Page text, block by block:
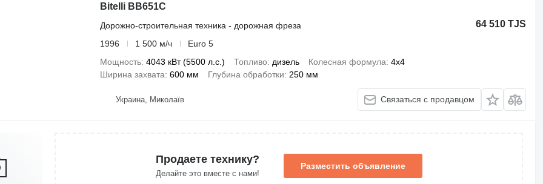
Bitelli BB651C
64 510 TJS
Дорожно-строительная техника - дорожная фреза
1996
1 500 м/ч
Euro 5
Мощность 4043 кВт (5500 л.с.) Топливо дизель Колесная формула 4x4
Ширина захвата 600 мм Глубина обработки 250 мм
Украина, Миколаїв Связаться с продавцом
Продаете технику?
Делайте это вместе с нами!
Разместить объявление